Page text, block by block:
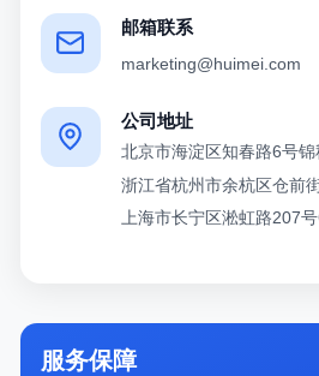
邮箱联系
marketing@huimei.com
公司地址
北京市海淀区知春路6号
浙江省杭州市余杭区仓前
上海市长宁区淞虹路207
服务保障